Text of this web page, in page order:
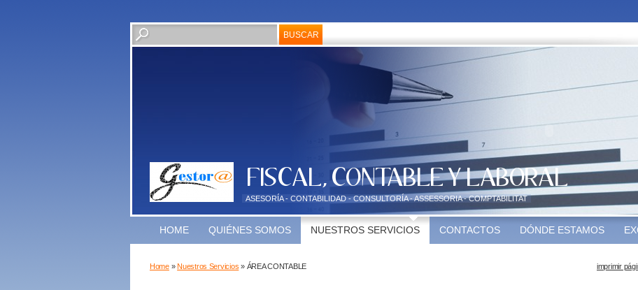
ASESORÍA - CONTABILIDAD - CONSULTORÍA - ASSESSORIA - COMPTABILITAT
HOME QUIÉNES SOMOS NUESTROS SERVICIOS CONTACTOS DÓNDE ESTAMOS
Home»Nuestros Servicios » ÁREA CONTABLE imprimir